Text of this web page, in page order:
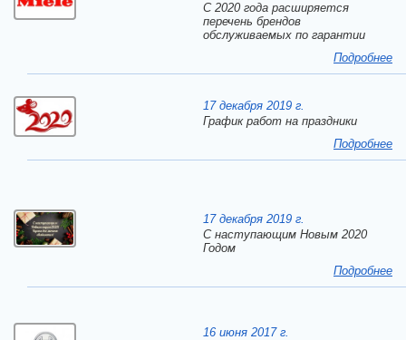
С 2020 года расширяется
перечень брендов
обслуживаемых по гарантии
Подробнее
17 декабря 2019 г.
График работ на праздники
Подробнее
17 декабря 2019 г.
C наступающим Новым 2020
Годом
Подробнее
16 июня 2017 г.